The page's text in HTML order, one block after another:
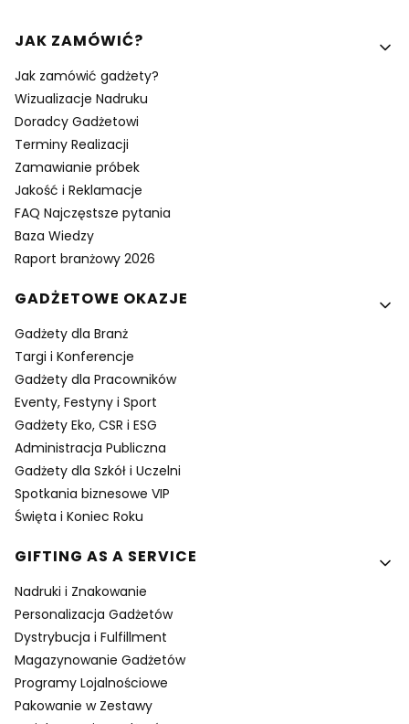
Linki w stopce
JAK ZAMÓWIĆ?
Jak zamówić gadżety?
Wizualizacje Nadruku
Doradcy Gadżetowi
Terminy Realizacji
Zamawianie próbek
Jakość i Reklamacje
FAQ Najczęstsze pytania
Baza Wiedzy
Raport branżowy 2026
GADŻETOWE OKAZJE
Gadżety dla Branż
Targi i Konferencje
Gadżety dla Pracowników
Eventy, Festyny i Sport
Gadżety Eko, CSR i ESG
Administracja Publiczna
Gadżety dla Szkół i Uczelni
Spotkania biznesowe VIP
Święta i Koniec Roku
GIFTING AS A SERVICE
Nadruki i Znakowanie
Personalizacja Gadżetów
Dystrybucja i Fulfillment
Magazynowanie Gadżetów
Programy Lojalnościowe
Pakowanie w Zestawy